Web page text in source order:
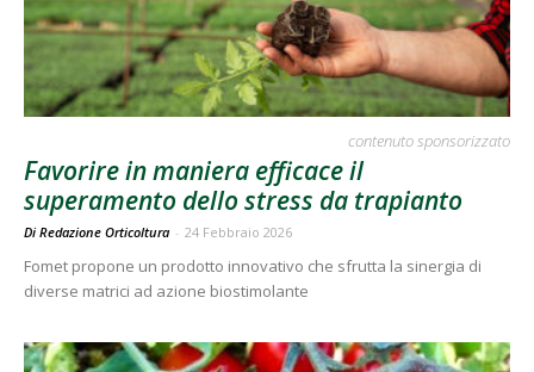
contenuto sponsorizzato
Favorire in maniera efficace il
superamento dello stress da trapianto
Di Redazione Orticoltura - 24 Febbraio 2026
Fomet propone un prodotto innovativo che sfrutta la sinergia di
diverse matrici ad azione biostimolante